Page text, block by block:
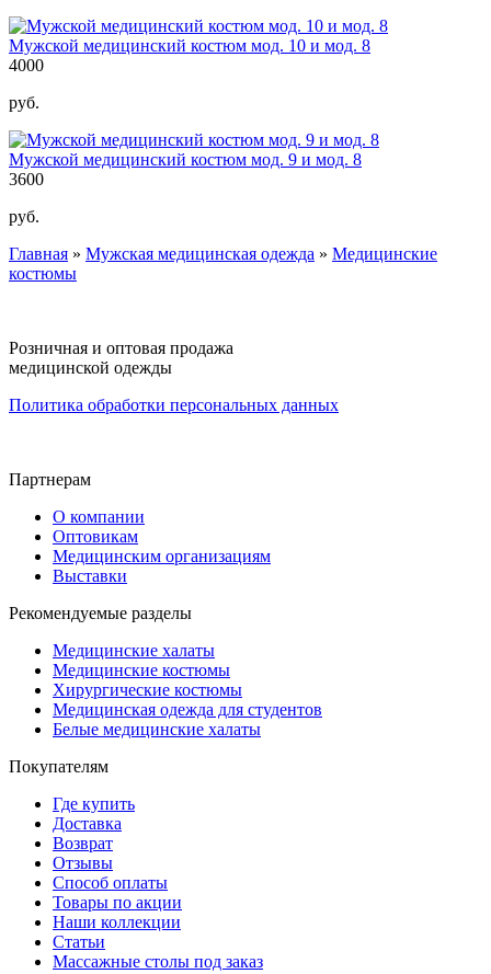
Мужской медицинский костюм мод. 10 и мод. 8
4000
руб.
Мужской медицинский костюм мод. 9 и мод. 8
3600
руб.
Вы здесь
Главная » Мужская медицинская одежда » Медицинские
костюмы
Розничная и оптовая продажа
медицинской одежды
Политика обработки персональных данных
Партнерам
О компании
Оптовикам
Медицинским организациям
Выставки
Рекомендуемые разделы
Медицинские халаты
Медицинские костюмы
Хирургические костюмы
Медицинская одежда для студентов
Белые медицинские халаты
Покупателям
Где купить
Доставка
Возврат
Отзывы
Способ оплаты
Товары по акции
Наши коллекции
Статьи
Массажные столы под заказ